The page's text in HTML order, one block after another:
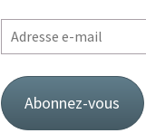
Adresse
e-
mail
Abonnez-vous